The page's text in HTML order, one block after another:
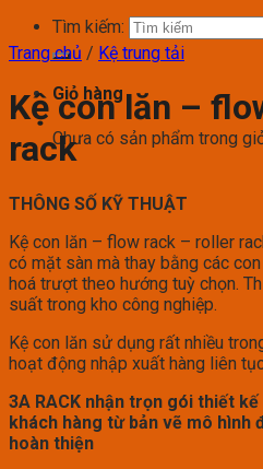
Tìm kiếm:
Giỏ hàng
Chưa có sản phẩm trong
Trang chủ / Kệ trung tải
Kệ con lăn –
rack
THÔNG SỐ KỸ THUẬT
Kệ con lăn – flow rack – roller
có mặt sàn mà thay bằng các
hoá trượt theo hướng tuỳ chọn.
suất trong kho công nghiệp.
Kệ con lăn sử dụng rất nhiều
hoạt động nhập xuất hàng liên
3A RACK nhận trọn gói thiết
khách hàng từ bản vẽ mô hình
hoàn thiện